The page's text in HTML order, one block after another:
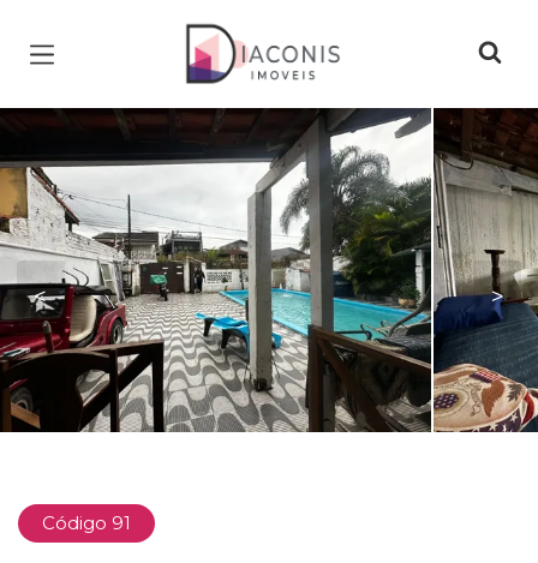
Página inicial
< >
Código 91